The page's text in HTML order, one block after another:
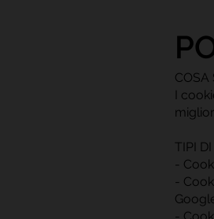
COSA
I
TIPI
-
-